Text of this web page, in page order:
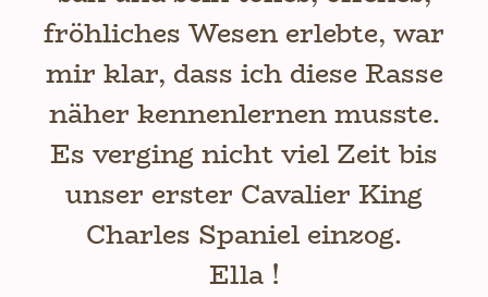
fröhliches Wesen erlebte, war
mir klar, dass ich diese Rasse
näher kennenlernen musste.
Es verging nicht viel Zeit bis
unser erster Cavalier King
Charles Spaniel einzog.
Ella !